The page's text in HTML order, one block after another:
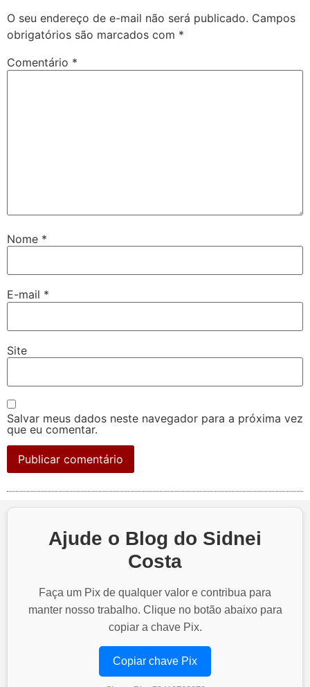
O seu endereço de e-mail não será publicado. Campos
obrigatórios são marcados com *
Comentário *
Nome *
E-mail *
Site
Salvar meus dados neste navegador para a próxima vez
que eu comentar.
Ajude o Blog do Sidnei
Costa
Faça um Pix de qualquer valor e contribua para
manter nosso trabalho. Clique no botão abaixo para
copiar a chave Pix.
Copiar chave Pix